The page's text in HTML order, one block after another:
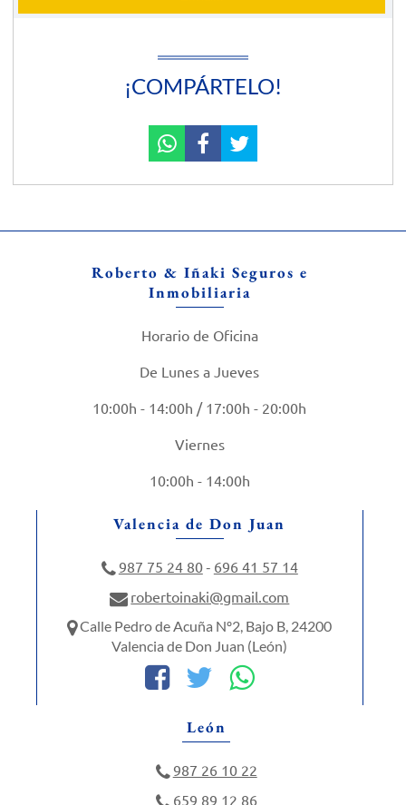
¡COMPÁRTELO!
Roberto & Iñaki Seguros e
Inmobiliaria
Horario de Oficina
De Lunes a Jueves
10:00h - 14:00h / 17:00h - 20:00h
Viernes
10:00h - 14:00h
Valencia de Don Juan
987 75 24 80- 696 41 57 14
robertoinaki@gmail.com
Calle Pedro de Acuña Nº2, Bajo B, 24200
Valencia de Don Juan (León)
León
987 26 10 22
659 89 12 86